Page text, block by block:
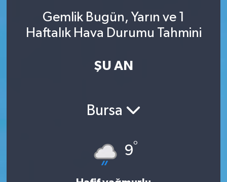
Gemlik Bugün, Yarın ve 1
Haftalık Hava Durumu Tahmini
ŞU AN
Bursa
9°
SINAVLAR
AKADEMİK/BİLİM